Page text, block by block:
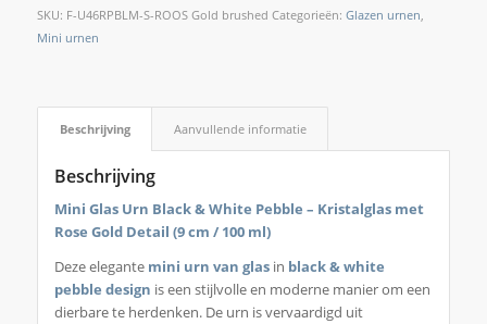
SKU: F-U46RPBLM-S-ROOS Gold brushed Categorieën: Glazen urnen,
Mini urnen
Beschrijving Aanvullende informatie
Beschrijving
Mini Glas Urn Black & White Pebble – Kristalglas met
Rose Gold Detail (9 cm / 100 ml)
Deze elegante mini urn van glasin black & white
pebble design is een stijlvolle en moderne manier om een
dierbare te herdenken. De urn is vervaardigd uit